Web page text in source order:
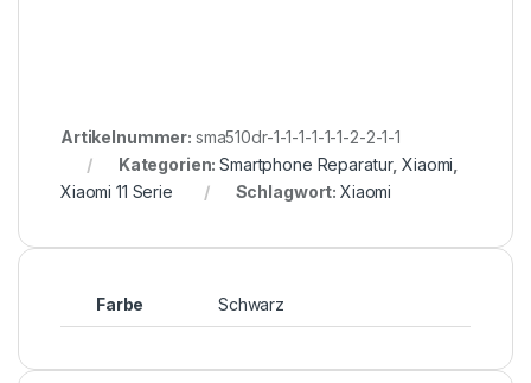
Artikelnummer: sma510dr-1-1-1-1-1-1-2-2-1-1
Kategorien:Smartphone Reparatur,Xiaomi
Xiaomi 11 Serie
Schlagwort: Xiaomi
Farbe Schwarz